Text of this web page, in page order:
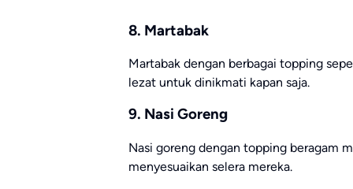
8. Martabak
Martabak dengan berbagai topping
lezat untuk dinikmati kapan saja.
9. Nasi Goreng
Nasi goreng dengan topping beragam
menyesuaikan selera mereka.